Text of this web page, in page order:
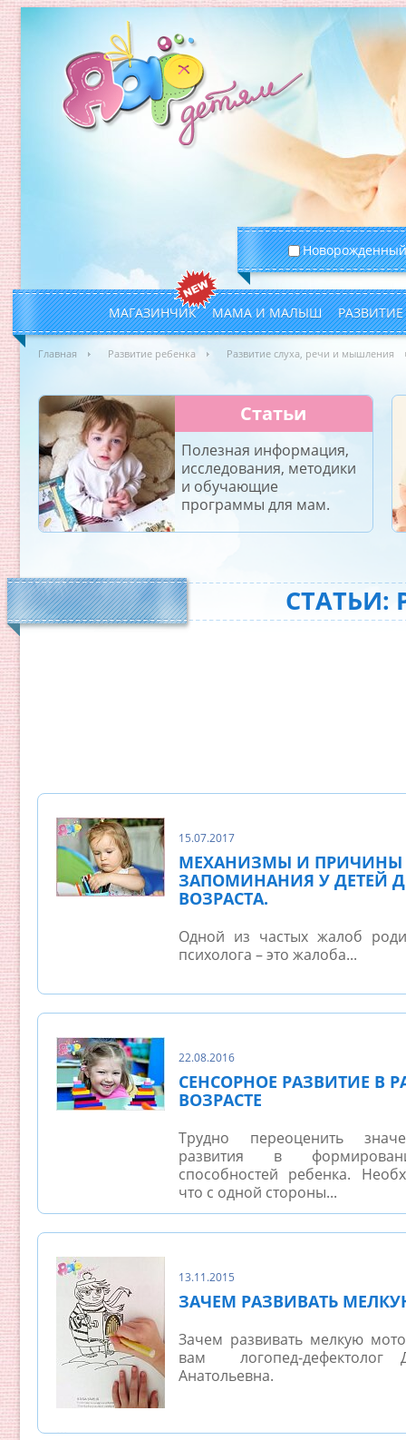
МАГАЗИНЧИК МАМА И МАЛЫШ РАЗВИТИЕ
Главная Развитие ребенка Развитие слуха, речи и мышления
Статьи
Полезная информация,
исследования, методики
и обучающие
программы для мам.
СТАТЬИ:
15.07.2017
МЕХАНИЗМЫ И ПРИЧИНЫ
ЗАПОМИНАНИЯ У ДЕТЕЙ
ВОЗРАСТА.
Одной из частых жалоб
психолога – это жалоба...
22.08.2016
СЕНСОРНОЕ РАЗВИТИЕ В
ВОЗРАСТЕ
Трудно переоценить
развития в
способностей ребенка.
что с одной стороны...
13.11.2015
ЗАЧЕМ РАЗВИВАТЬ
Зачем развивать мелкую
вам логопед-дефектолог
Анатольевна.
...